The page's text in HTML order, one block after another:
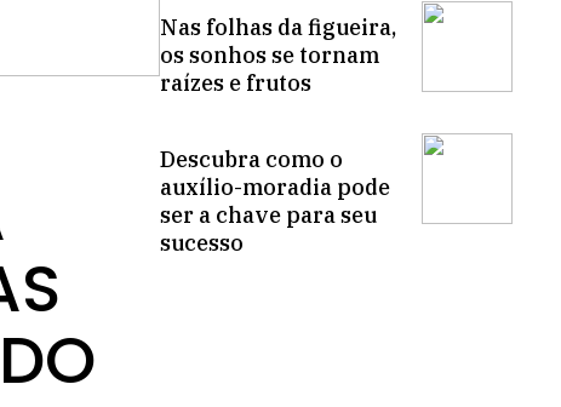
Nas folhas da figueira,
os sonhos se tornam
raízes e frutos
Descubra como o
auxílio-moradia pode
ser a chave para seu
sucesso